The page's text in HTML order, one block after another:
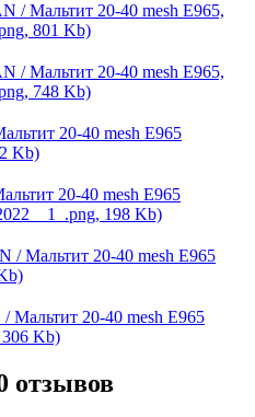
/ Мальтит 20-40 mesh E965,
801 Kb)
/ Мальтит 20-40 mesh E965,
748 Kb)
20-40 mesh E965
Kb)
20-40 mesh E965
198 Kb)
/ Мальтит 20-40 mesh E965
20-40 mesh E965
Kb)
отзывов